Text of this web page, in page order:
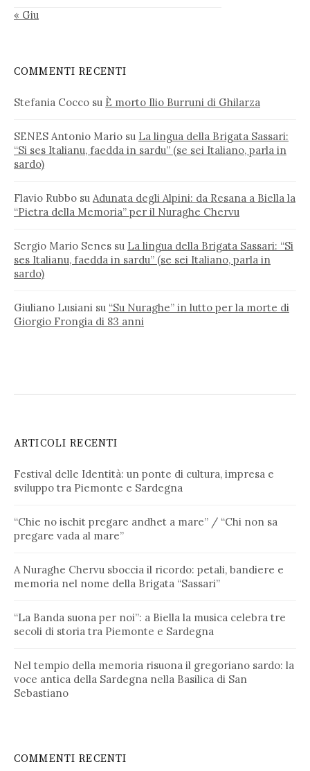
« Giu
COMMENTI RECENTI
Stefania Cocco su È morto Ilio Burruni di Ghilarza
SENES Antonio Mario su La lingua della Brigata Sassari:
“Si ses Italianu, faedda in sardu” (se sei Italiano, parla in
sardo)
Flavio Rubbo su Adunata degli Alpini: da Resana a Biella la
“Pietra della Memoria” per il Nuraghe Chervu
Sergio Mario Senes su La lingua della Brigata Sassari: “Si
ses Italianu, faedda in sardu” (se sei Italiano, parla in
sardo)
Giuliano Lusiani su “Su Nuraghe” in lutto per la morte di
Giorgio Frongia di 83 anni
ARTICOLI RECENTI
Festival delle Identità: un ponte di cultura, impresa e
sviluppo tra Piemonte e Sardegna
“Chie no ischit pregare andhet a mare” / “Chi non sa
pregare vada al mare”
A Nuraghe Chervu sboccia il ricordo: petali, bandiere e
memoria nel nome della Brigata “Sassari”
“La Banda suona per noi”: a Biella la musica celebra tre
secoli di storia tra Piemonte e Sardegna
Nel tempio della memoria risuona il gregoriano sardo: la
voce antica della Sardegna nella Basilica di San
Sebastiano
COMMENTI RECENTI